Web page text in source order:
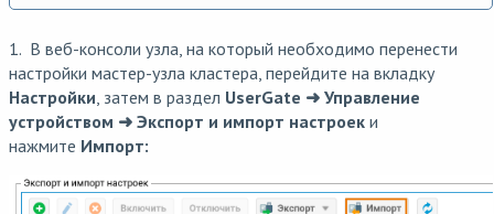
1. В веб-консоли узла, на который необходимо перенести
настройки мастер-узла кластера, перейдите на вкладку
Настройки , затем в раздел UserGate ➜ Управление
устройством ➜ Экспорт и импорт настроек и
нажмите Импорт: